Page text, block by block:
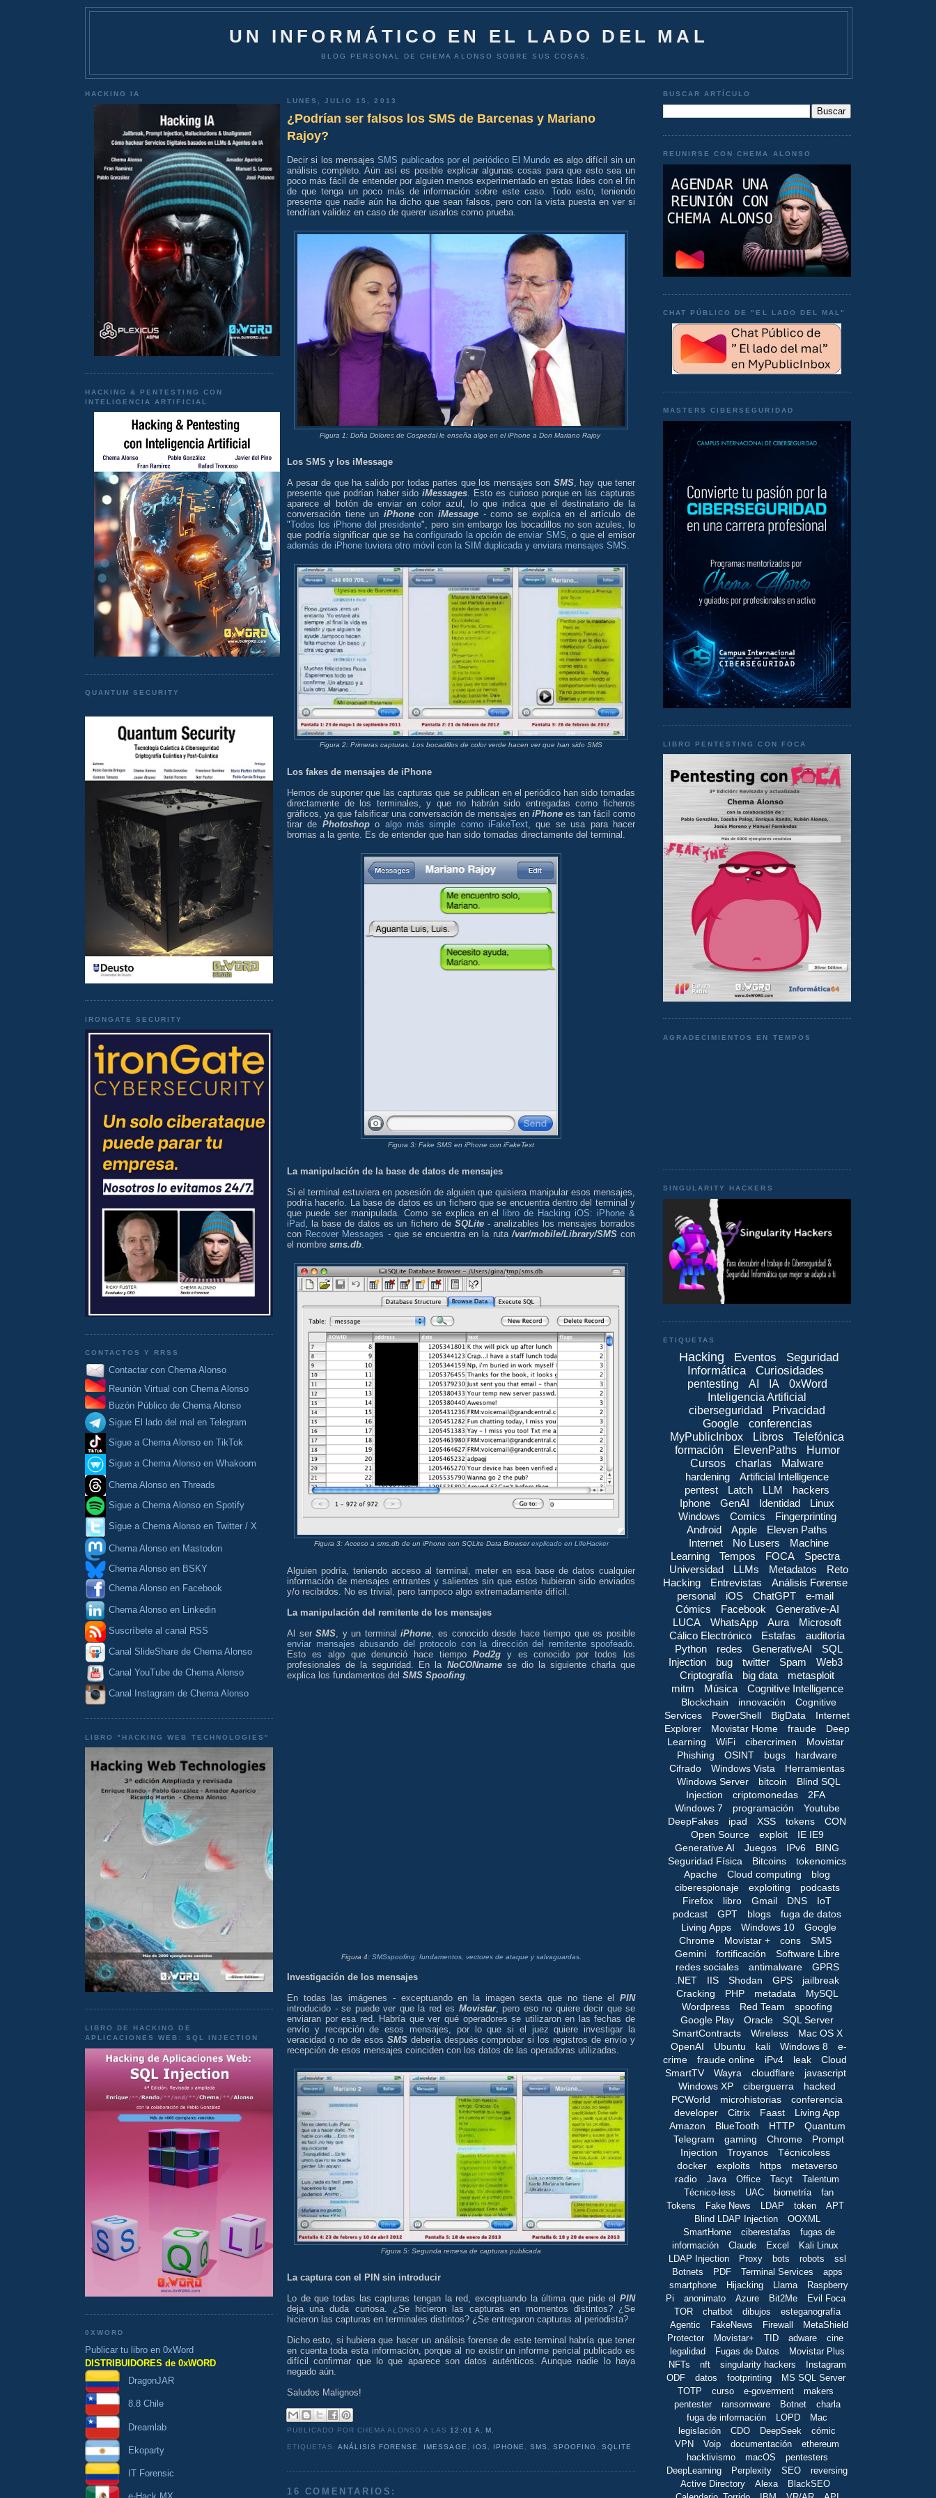
UN INFORMÁTICO EN EL LADO DEL MAL
BLOG PERSONAL DE CHEMA ALONSO SOBRE SUS COSAS.
HACKING IA
HACKING & PENTESTING CON
INTELIGENCIA ARTIFICIAL
QUANTUM SECURITY
IRONGATE SECURITY
CONTACTOS Y RRSS
Contactar con Chema Alonso
Reunión Virtual con Chema Alonso
Buzón Público de Chema Alonso
Sigue El lado del mal en Telegram
Sigue a Chema Alonso en TikTok
Sigue a Chema Alonso en Whakoom
Chema Alonso en Threads
Sigue a Chema Alonso en Spotify
Sigue a Chema Alonso en Twitter / X
Chema Alonso en Mastodon
Chema Alonso en BSKY
Chema Alonso en Facebook
Chema Alonso en Linkedin
Suscríbete al canal RSS
Canal SlideShare de Chema Alonso
Canal YouTube de Chema Alonso
Canal Instagram de Chema Alonso
LIBRO "HACKING WEB TECHNOLOGIES"
LIBRO DE HACKING DE
APLICACIONES WEB: SQL INJECTION
0XWORD
Publicar tu libro en 0xWord
DISTRIBUIDORES de 0xWORD
DragonJAR
8.8 Chile
Dreamlab
Ekoparty
IT Forensic
LUNES, JULIO 15, 2013
¿Podrían ser falsos los SMS de Barcenas y Mariano
Rajoy?
Decir si los mensajes SMS publicados por el periódico El Mundo es algo difícil sin un
análisis completo. Aún así es posible explicar algunas cosas para que esto sea un
poco más fácil de entender por alguien menos experimentado en estas lides con el fin
de que tenga un poco más de información sobre este caso. Todo esto, teniendo
presente que nadie aún ha dicho que sean falsos, pero con la vista puesta en ver si
tendrían validez en caso de querer usarlos como prueba.
Figura 1: Doña Dolores de Cospedal le enseña algo en el iPhone a Don Mariano Rajoy
Los SMS y los iMessage
A pesar de que ha salido por todas partes que los mensajes son SMS, hay que tener
presente que podrían haber sidoiMessages. Esto es curioso porque en las capturas
aparece el botón de enviar en color azul, lo que indica que el destinatario de la
conversación tiene un iPhoneconiMessage - como se explica en el artículo de
"Todos los iPhone del presidente", pero sin embargo los bocadillos no son azules, lo
que podría significar que se haconfigurado la opción de enviar SMS, o que el emisor
además de iPhone tuviera otro móvil con la SIM duplicada y enviara mensajes SMS.
Figura 2: Primeras capturas. Los bocadillos de color verde hacen ver que han sido SMS
Los fakes de mensajes de iPhone
Hemos de suponer que las capturas que se publican en el periódico han sido tomadas
directamente de los terminales, y que no habrán sido entregadas como ficheros
gráficos, ya que falsificar una conversación de mensajes en iPhone es tan fácil como
tirar de Photoshopo algo más simple como iFakeText , que se usa para hacer
bromas a la gente. Es de entender que han sido tomadas directamente del terminal.
Figura 3: Fake SMS en iPhone con iFakeText
La manipulación de la base de datos de mensajes
Si el terminal estuviera en posesión de alguien que quisiera manipular esos mensajes,
podría hacerlo. La base de datos es un fichero que se encuentra dentro del terminal y
que puede ser manipulada. Como se explica en el
libro de Hacking iOS: iPhone &
iPad, la base de datos es un fichero de SQLite- analizables los mensajes borrados
con Recover Messages - que se encuentra en la ruta/var/mobile/Library/SMScon
el nombre sms.db.
Figura 3: Acceso a sms.db de un iPhone con SQLite Data Browserexplicado en LifeHacker
Alguien podría, teniendo acceso al terminal, meter en esa base de datos cualquier
información de mensajes entrantes y salientes sin que estos hubieran sido enviados
y/o recibidos. No es trivial, pero tampoco algo extremadamente difícil.
La manipulación del remitente de los mensajes
Al serSMS , y un terminaliPhone , es conocido desde hace tiempo que es posible
enviar mensajes abusando del protocolo con la dirección del remitente spoofeado
Esto es algo que denunció hace tiempo Pod2gy es conocido por todos los
profesionales de la seguridad. En la NoCONnamese dio la siguiente charla que
explica los fundamentos del SMS Spoofing
Figura 4: SMSspoofing: fundamentos, vectores de ataque y salvaguardas.
Investigación de los mensajes
En todas las imágenes - exceptuando en la imagen sexta que no tiene el PIN
introducido - se puede ver que la red es Movistar, pero eso no quiere decir que se
enviaran por esa red. Habría que ver qué operadores se utilizaron en las fechas de
envío y recepción de esos mensajes, por lo que si el juez quiere investigar la
veracidad o no de esos SMSdebería después comprobar si los registros de envío y
recepción de esos mensajes coinciden con los datos de las operadoras utilizadas.
Figura 5: Segunda remesa de capturas publicada
La captura con el PIN sin introducir
Lo de que todas las capturas tengan la red, exceptuando la última que pide el PIN
deja una duda curiosa. ¿Se hicieron las capturas en momentos distintos? ¿Se
hicieron las capturas en terminales distintos? ¿Se entregaron capturas al periodista?
Dicho esto, si hubiera que hacer un análisis forense de este terminal habría que tener
en cuenta toda esta información, porque al no existir un informe pericial publicado es
difícil confirmar que lo que aparece son datos auténticos. Aunque nadie lo haya
negado aún.
Saludos Malignos!
PUBLICADO POR CHEMA ALONSOA LAS12:01 A. M.
ETIQUETAS:ANÁLISIS FORENSE IMESSAGE IOS IPHONE SMS SPOOFING ,SQLITE
16 COMENTARIOS:
BUSCAR ARTÍCULO
REUNIRSE CON CHEMA ALONSO
CHAT PÚBLICO DE "EL LADO DEL MAL"
MASTERS CIBERSEGURIDAD
LIBRO PENTESTING CON FOCA
AGRADECIMIENTOS EN TEMPOS
SINGULARITY HACKERS
ETIQUETAS
Hacking Eventos
Seguridad
Informática
Curiosidades
pentesting AI IA
0xWord
Inteligencia Artificial
ciberseguridad
Privacidad
Google
conferencias
MyPublicInbox
Libros
Telefónica
formación
ElevenPaths
Humor
Cursos
charlas
Malware
hardening
Artificial Intelligence
pentest
Latch LLM
hackers
Iphone
GenAI Identidad
Linux
Windows
Comics
Fingerprinting
Android
Apple
Eleven Paths
Internet
No Lusers
Machine
Learning
Tempos FOCA
Spectra
Universidad
LLMs Metadatos
Reto
Hacking
Entrevistas
Análisis Forense
personal
iOS ChatGPT
e-mail
Cómics
Facebook
Generative-AI
LUCA
WhatsApp Aura
Microsoft
Cálico Electrónico
Estafas
auditoría
Python
redes GenerativeAI
SQL
Injection
bug twitter Spam
Web3
Criptografía
big data
metasploit
mitm
Música Cognitive Intelligence
Blockchain innovación
Cognitive
Services
PowerShell BigData
Internet
Explorer
Movistar Home fraude
Deep
Learning
WiFi cibercrimen
Movistar
Phishing
OSINT bugs
hardware
Cifrado
Windows Vista
Herramientas
Windows Server
bitcoin
Blind SQL
Injection
criptomonedas
2FA
Windows 7
programación
Youtube
DeepFakes
ipad XSS tokens
CON
Open Source
exploit
IE IE9
Generative AI
Juegos IPv6
BING
Seguridad Física
Bitcoins
tokenomics
Apache
Cloud computing
blog
ciberespionaje
exploiting
podcasts
Firefox
libro Gmail DNS
IoT
podcast
GPT blogs
fuga de datos
Living Apps
Windows 10
Google
Chrome
Movistar + cons
SMS
Gemini
fortificación
Software Libre
redes sociales
antimalware
GPRS
.NET
IIS Shodan GPS
jailbreak
Cracking
PHP metadata
MySQL
Wordpress
Red Team
spoofing
Google Play
Oracle
SQL Server
SmartContracts
Wireless
Mac OS X
OpenAI
Ubuntu kali Windows 8
e-
crime
fraude online iPv4 leak
Cloud
SmartTV
Wayra cloudflare
javascript
Windows XP
ciberguerra
hacked
PCWorld
microhistorias
conferencia
developer
Citrix Faast
Living App
Amazon
BlueTooth HTTP
Quantum
Telegram
gaming Chrome
Prompt
Injection
Troyanos
Técnicoless
docker
exploits https
metaverso
radio
Java Office Tacyt
Talentum
Técnico-less
UAC biometría
fan
Tokens
Fake News LDAP token
APT
Blind LDAP Injection
OOXML
SmartHome
ciberestafas
fugas de
información
Claude Excel
Kali Linux
LDAP Injection
Proxy bots robots
ssl
Botnets
PDF Terminal Services
apps
smartphone
Hijacking Llama
Raspberry
Pi
anonimato Azure Bit2Me
Evil Foca
TOR
chatbot dibujos
esteganografía
Agentic
FakeNews Firewall
MetaShield
Protector
Movistar+ TID adware
cine
legalidad
Fugas de Datos
Movistar Plus
NFTs
nft singularity hackers
Instagram
ODF
datos footprinting
MS SQL Server
TOTP
curso e-goverment
makers
pentester
ransomware Botnet
charla
fuga de información
LOPD
Mac
legislación
CDO DeepSeek
cómic
VPN
Voip documentación
ethereum
hacktivismo
macOS
pentesters
DeepLearning
Perplexity SEO
reversing
Active Directory
Alexa
BlackSEO